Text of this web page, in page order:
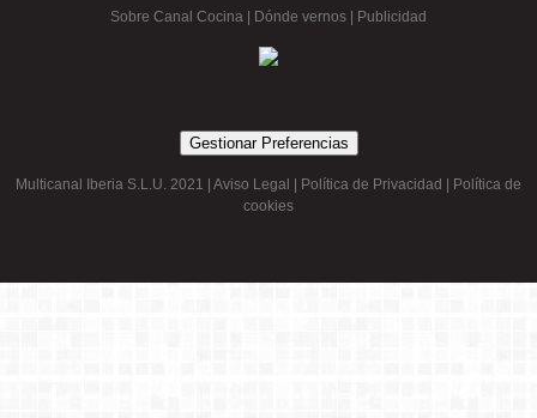
Sobre Canal Cocina Dónde vernos | Publicidad
Gestionar Preferencias
Multicanal Iberia S.L.U. 2021 | Aviso Legal Política de Privacidad
Política de
cookies